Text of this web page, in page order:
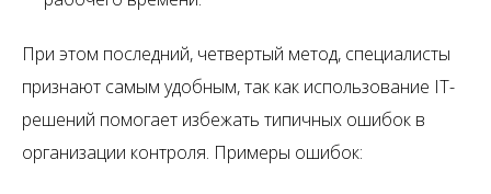
При этом последний, четвертый метод, специалисты
признают самым удобным, так как использование IT-
решений помогает избежать типичных ошибок в
организации контроля. Примеры ошибок: